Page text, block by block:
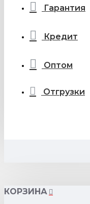
Гарантия
Кредит
Оптом
Отгрузки
КОРЗИНА